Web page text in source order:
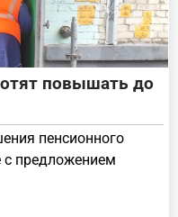
повышать до
пенсионного
с предложением